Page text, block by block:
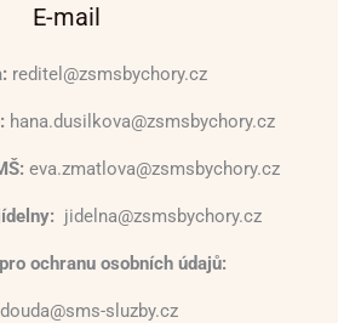
E-mail
reditel@zsmsbychory.cz
hana.dusilkova@zsmsbychory.cz
eva.zmatlova@zsmsbychory.cz
jidelna@zsmsbychory.cz
ochranu osobních údajů:
sluzby.cz